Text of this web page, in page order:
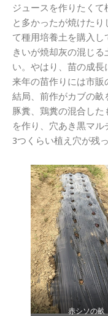
ジュースを作りたく
と多かったが焼けた
て種用培養土を購入
きいが焼却灰の混じ
い。やはり、苗の成長
来年の苗作りには市販
結局、前作がカブの畝
豚糞、鶏糞の混合し
を作り、穴あき黒マル
3つくらい植え穴が残っ
赤シソの畝